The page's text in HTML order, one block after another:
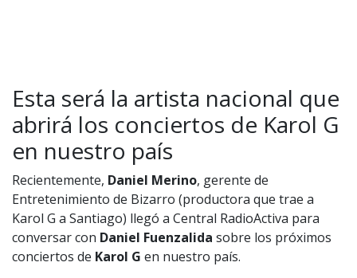
Esta será la artista nacional que
abrirá los conciertos de Karol G
en nuestro país
Recientemente, Daniel Merino, gerente de
Entretenimiento de Bizarro (productora que trae a
Karol G a Santiago) llegó a Central RadioActiva para
conversar con Daniel Fuenzalida sobre los próximos
conciertos de Karol G en nuestro país.